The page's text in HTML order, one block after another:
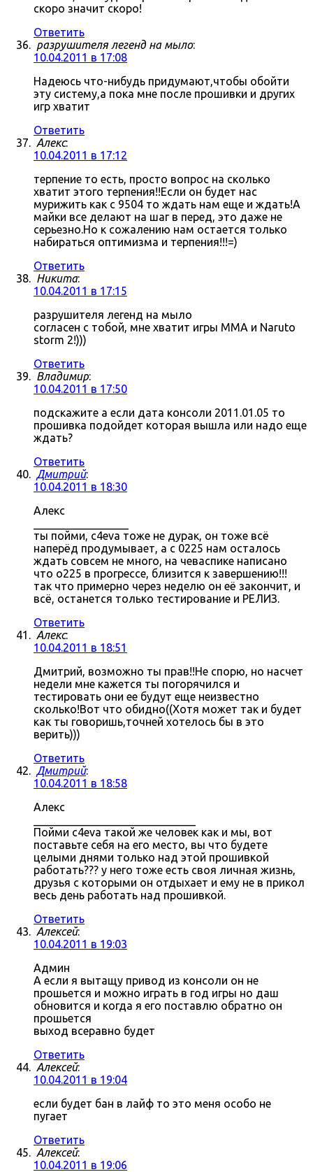
скоро значит скоро!
Ответить
разрушителя легенд на мыло:
10.04.2011 в 17:08
Надеюсь что-нибудь придумают,чтобы обойти
эту систему,а пока мне после прошивки и других
игр хватит
Ответить
Алекс:
10.04.2011 в 17:12
терпение то есть, просто вопрос на сколько
хватит этого терпения!!Если он будет нас
мурижить как с 9504 то ждать нам еще и ждать!А
майки все делают на шаг в перед, это даже не
серьезно.Но к сожалению нам остается только
набираться оптимизма и терпения!!!=)
Ответить
Никита:
10.04.2011 в 17:15
разрушителя легенд на мыло
согласен с тобой, мне хватит игры MMA и Naruto
storm 2!)))
Ответить
Владимир:
10.04.2011 в 17:50
подскажите а если дата консоли 2011.01.05 то
прошивка подойдет которая вышла или надо еще
ждать?
Ответить
Дмитрий:
10.04.2011 в 18:30
Алекс
ты пойми, c4eva тоже не дурак, он тоже всё
наперёд продумывает, а с 0225 нам осталось
ждать совсем не много, на чеваспике написано
что о225 в прогрессе, близится к завершению!!!
так что примерно через неделю он её закончит, и
всё, останется только тестирование и РЕЛИЗ.
Ответить
Алекс:
10.04.2011 в 18:51
Дмитрий, возможно ты прав!!Не спорю, но насчет
недели мне кажется ты погорячился и
тестировать они ее будут еще неизвестно
сколько!Вот что обидно((Хотя может так и будет
как ты говоришь,точней хотелось бы в это
верить)))
Ответить
Дмитрий:
10.04.2011 в 18:58
Алекс
Пойми c4eva такой же человек как и мы, вот
поставьте себя на его место, вы что будете
целыми днями только над этой прошивкой
работать??? у него тоже есть своя личная жизнь,
друзья с которыми он отдыхает и ему не в прикол
весь день работать над прошивкой.
Ответить
Алексей:
10.04.2011 в 19:03
Админ
А если я вытащу привод из консоли он не
прошьется и можно играть в год игры но даш
обновится и когда я его поставлю обратно он
прошьется
выход всеравно будет
Ответить
Алексей:
10.04.2011 в 19:04
если будет бан в лайф то это меня особо не
пугает
Ответить
Алексей:
10.04.2011 в 19:06